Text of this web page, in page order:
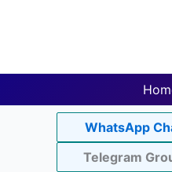
WhatsApp
Telegram